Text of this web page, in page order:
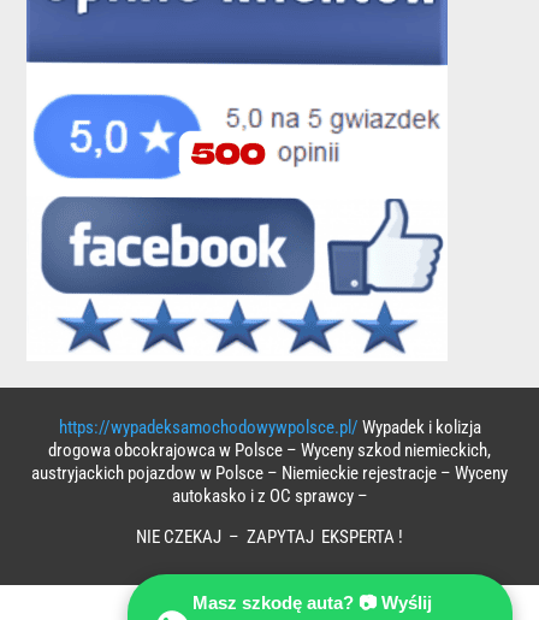
https://wypadeksamochodowywpolsce.pl/ Wypadek i kolizja
drogowa obcokrajowca w Polsce – Wyceny szkod niemieckich,
austryjackich pojazdow w Polsce – Niemieckie rejestracje – Wyceny
autokasko i z OC sprawcy –
NIE CZEKAJ – ZAPYTAJ EKSPERTA !
Masz szkodę auta? 📷 Wyślij